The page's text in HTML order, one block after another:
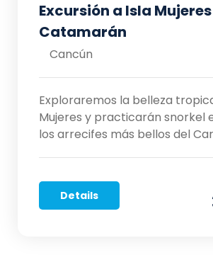
Excursión a Isla
Catamarán
Cancún
Exploraremos la belleza
Mujeres y practicarán snorkel
los arrecifes más bellos del
Details